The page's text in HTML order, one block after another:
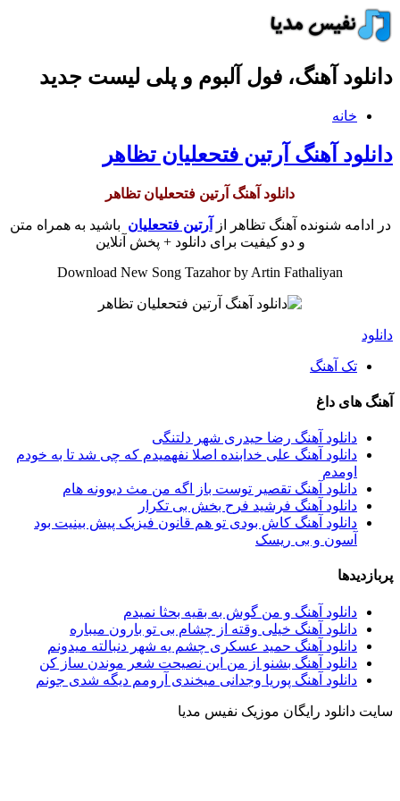
دانلود آهنگ، فول آلبوم و پلی لیست جدید
خانه
دانلود آهنگ آرتین فتحعلیان تظاهر
دانلود آهنگ آرتین فتحعلیان تظاهر
در ادامه شنونده آهنگ تظاهر از آرتین فتحعلیان باشید به همراه متن
و دو کیفیت برای دانلود + پخش آنلاین
Download New Song Tazahor by Artin Fathaliyan
دانلود
تک آهنگ
آهنگ های داغ
دانلود آهنگ رضا حیدری شهر دلتنگی
دانلود آهنگ علی خدابنده اصلا نفهمیدم که چی شد تا به خودم
اومدم
دانلود آهنگ تقصير توست باز اگه من مث ديوونه هام
دانلود آهنگ فرشید فرح بخش بی تکرار
دانلود آهنگ کاش بودی تو هم قانون فیزیک پیش بینیت بود
آسون و بی ریسک
پربازدیدها
دانلود آهنگ و من گوش به بقیه بحثا نمیدم
دانلود آهنگ خیلی وقته از چشام بی تو بارون میباره
دانلود آهنگ حمید عسکری چشم یه شهر دنبالته میدونم
دانلود آهنگ بشنو از من این نصیحت شعر موندن ساز کن
دانلود آهنگ پوریا وجدانی میخندی آرومم دیگه شدی جونم
سایت دانلود رایگان موزیک نفیس مدیا